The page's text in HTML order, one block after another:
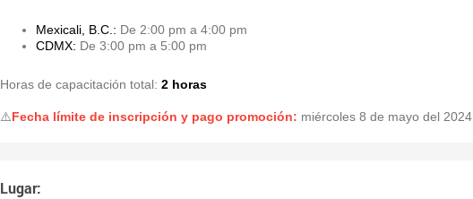
Mexicali, B.C.: De 2:00 pm a 4:00 pm
CDMX: De 3:00 pm a 5:00 pm
Horas de capacitación total: 2 horas
⚠️Fecha límite de inscripción y pago promoción: miércoles 8 de mayo del 2024
Lugar: